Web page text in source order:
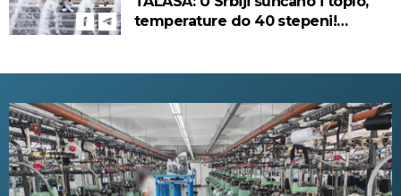
temperature do 40 stepeni!